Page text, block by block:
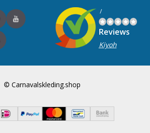
/
Reviews
Kiyoh
© Carnavalskleding.shop